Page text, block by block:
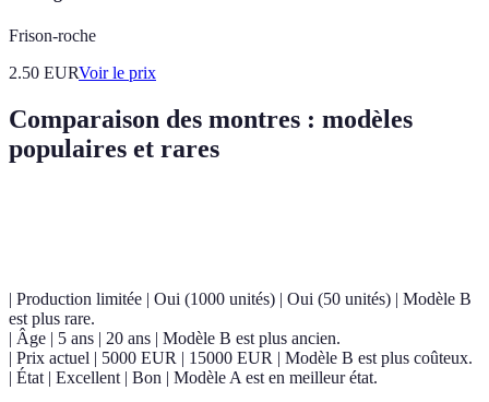
Frison-roche
2.50 EURVoir le prix
Comparaison des montres : modèles
populaires et rares
| Production limitée | Oui (1000 unités) | Oui (50 unités) | Modèle B
est plus rare.
| Âge | 5 ans | 20 ans | Modèle B est plus ancien.
| Prix actuel | 5000 EUR | 15000 EUR | Modèle B est plus coûteux.
| État | Excellent | Bon | Modèle A est en meilleur état.